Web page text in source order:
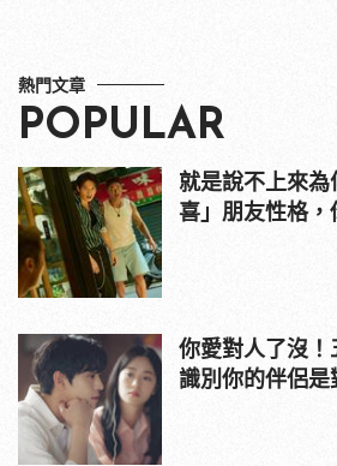
熱門文章
POPULAR
就是說不上來
喜」朋友性格，
你愛對人了沒！
識別你的伴侶是